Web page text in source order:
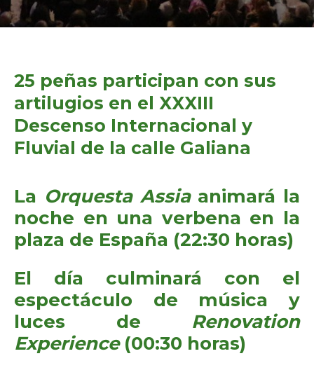
25 peñas participan con sus
artilugios en el XXXIII
Descenso Internacional y
Fluvial de la calle Galiana
La Orquesta Assiaanimará la
noche en una verbena en la
plaza de España (22:30 horas)
El día culminará con el
espectáculo de música y
luces de Renovation
Experience(00:30 horas)